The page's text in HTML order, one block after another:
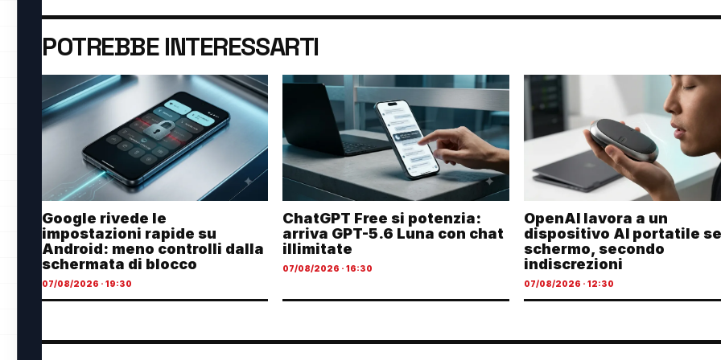
POTREBBE INTERESSARTI
Google rivede le
impostazioni rapide su
Android: meno controlli dalla
schermata di blocco
07/08/2026 · 19:30
ChatGPT Free si potenzia:
arriva GPT-5.6 Luna con chat
illimitate
07/08/2026 · 16:30
OpenAI lavora a un
dispositivo AI portatile
schermo, secondo
indiscrezioni
07/08/2026 · 12:30